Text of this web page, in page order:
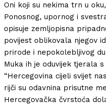
Oni koji su nekima trn u
Ponosnog, upornog i
opisuje zemljopisna
povijest oblikovala njegov
prirode i nepokolebljivog
Muka ih je oduvijek tjerala
“Hercegovina cijeli svijet
rijči su odavnina prisutne
Hercegovačka čvrstoća